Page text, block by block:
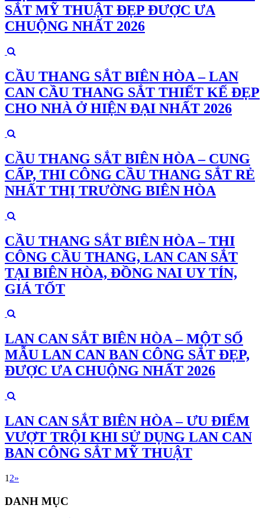
SẮT MỸ THUẬT ĐẸP ĐƯỢC ƯA
CHUỘNG NHẤT 2026
CẦU THANG SẮT BIÊN HÒA – LAN
CAN CẦU THANG SẮT THIẾT KẾ ĐẸP
CHO NHÀ Ở HIỆN ĐẠI NHẤT 2026
CẦU THANG SẮT BIÊN HÒA – CUNG
CẤP, THI CÔNG CẦU THANG SẮT RẺ
NHẤT THỊ TRƯỜNG BIÊN HÒA
CẦU THANG SẮT BIÊN HÒA – THI
CÔNG CẦU THANG, LAN CAN SẮT
TẠI BIÊN HÒA, ĐỒNG NAI UY TÍN,
GIÁ TỐT
LAN CAN SẮT BIÊN HÒA – MỘT SỐ
MẪU LAN CAN BAN CÔNG SẮT ĐẸP,
ĐƯỢC ƯA CHUỘNG NHẤT 2026
LAN CAN SẮT BIÊN HÒA – ƯU ĐIỂM
VƯỢT TRỘI KHI SỬ DỤNG LAN CAN
BAN CÔNG SẮT MỸ THUẬT
1 2»
DANH MỤC